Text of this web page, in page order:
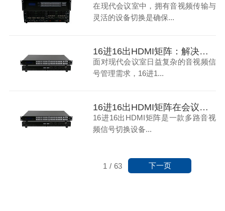
在现代会议室中，拥有音视频传输与
灵活的设备切换是确保...
16进16出HDMI矩阵：解决现代会议室音视频信号管理难题
面对现代会议室日益复杂的音视频信
号管理需求，16进1...
16进16出HDMI矩阵在会议室中的应用
16进16出HDMI矩阵是一款多路音视
频信号切换设备...
1 / 63 下一页